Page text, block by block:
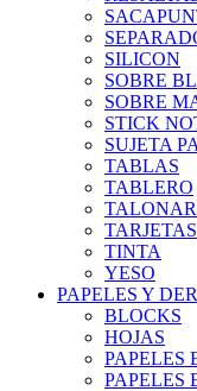
SILICON
SOBRE
SOBRE
STICK
SUJETA
TABLAS
TABLERO
TARJETAS
TINTA
YESO
PAPELES Y
BLOCKS
HOJAS
PAPELES
PAPELES